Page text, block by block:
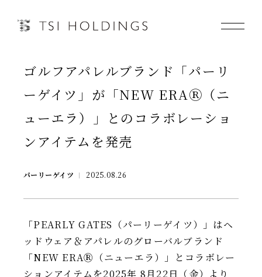
Information
Brand
Brand News
Our Purpose
Sustainability
会社情報
ゴルフアパレルブランド「パーリ
ーゲイツ」が「NEW ERAⓇ（ニ
ューエラ）」とのコラボレーショ
ンアイテムを発売
パーリーゲイツ 2025.08.26
「PEARLY GATES（パーリーゲイツ）」はヘ
ッドウェア＆アパレルのグローバルブランド
「NEW ERAⓇ（ニューエラ）」とコラボレー
ションアイテムを2025年 8月22日（金）より